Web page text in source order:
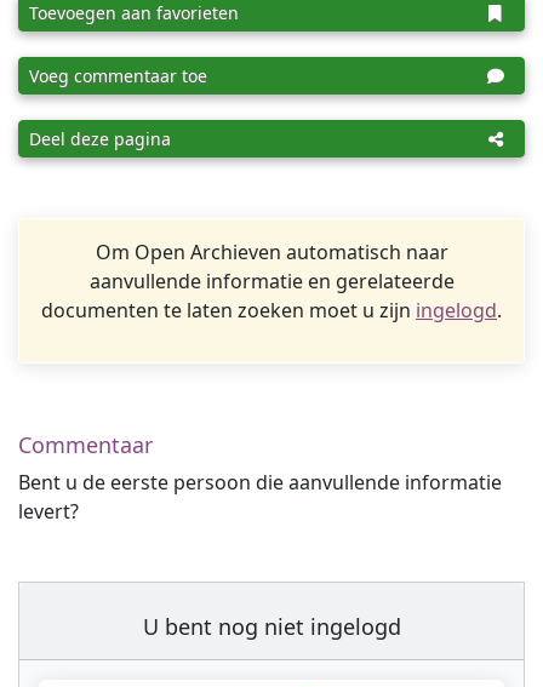
Toevoegen aan favorieten
Voeg commentaar toe
Deel deze pagina
Om Open Archieven automatisch naar
aanvullende informatie en gerelateerde
documenten te laten zoeken moet u zijn ingelogd.
Commentaar
Bent u de eerste persoon die aanvullende informatie
levert?
U bent nog niet ingelogd